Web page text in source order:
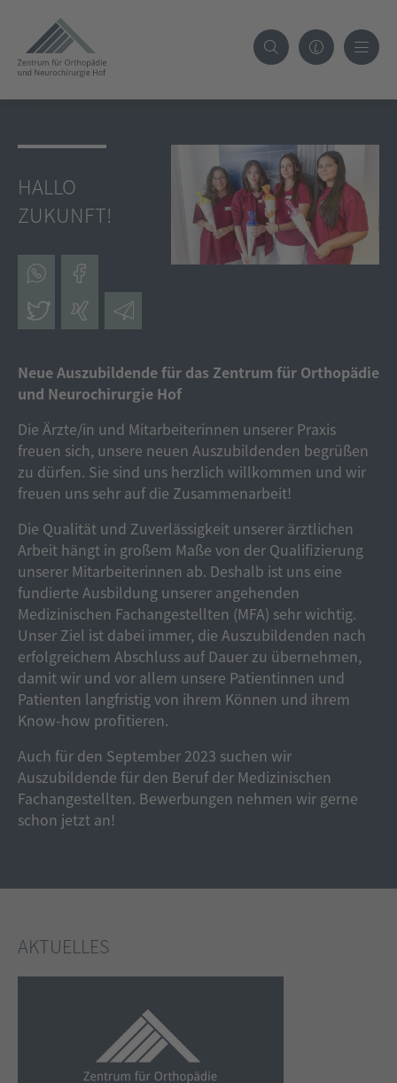
HALLO
ZUKUNFT!
Neue Auszubildende für das Zentrum für Orthopädie
und Neurochirurgie Hof
Die Ärzte/in und Mitarbeiterinnen unserer Praxis
freuen sich, unsere neuen Auszubildenden begrüßen
zu dürfen. Sie sind uns herzlich willkommen und wir
freuen uns sehr auf die Zusammenarbeit!
Die Qualität und Zuverlässigkeit unserer ärztlichen
Arbeit hängt in großem Maße von der Qualifizierung
unserer Mitarbeiterinnen ab. Deshalb ist uns eine
fundierte Ausbildung unserer angehenden
Medizinischen Fachangestellten (MFA) sehr wichtig.
Unser Ziel ist dabei immer, die Auszubildenden nach
erfolgreichem Abschluss auf Dauer zu übernehmen,
damit wir und vor allem unsere Patientinnen und
Patienten langfristig von ihrem Können und ihrem
Know-how profitieren.
Auch für den September 2023 suchen wir
Auszubildende für den Beruf der Medizinischen
Fachangestellten. Bewerbungen nehmen wir gerne
schon jetzt an!
AKTUELLES